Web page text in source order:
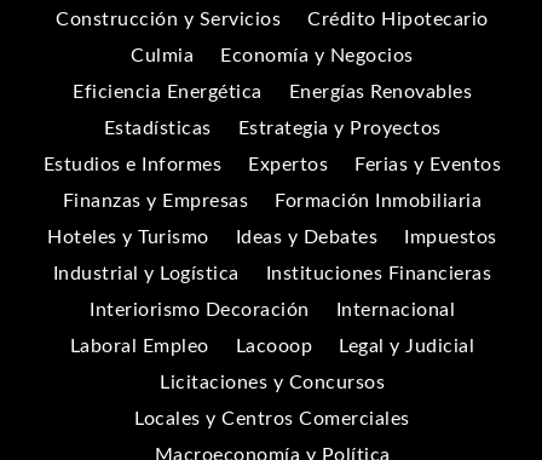
Construcción y Servicios
Crédito Hipotecario
Culmia
Economía y Negocios
Eficiencia Energética
Energías Renovables
Estadísticas
Estrategia y Proyectos
Estudios e Informes
Expertos
Ferias y Eventos
Finanzas y Empresas
Formación Inmobiliaria
Hoteles y Turismo
Ideas y Debates
Impuestos
Industrial y Logística
Instituciones Financieras
Interiorismo Decoración
Internacional
Laboral Empleo
Lacooop
Legal y Judicial
Licitaciones y Concursos
Locales y Centros Comerciales
Macroeconomía y Política